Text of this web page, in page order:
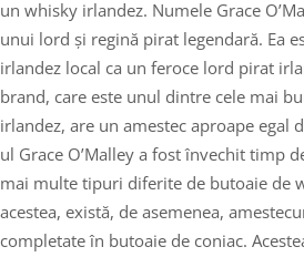
un whisky irlandez. Numele Grace
unui lord și regină pirat legendară. Ea
irlandez local ca un feroce lord pirat
brand, care este unul dintre cele mai
irlandez, are un amestec aproape egal
ul Grace O’Malley a fost învechit timp
mai multe tipuri diferite de butoaie de
acestea, există, de asemenea,
completate în butoaie de coniac.